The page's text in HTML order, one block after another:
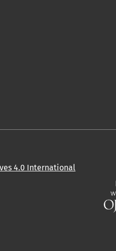
4.0 International